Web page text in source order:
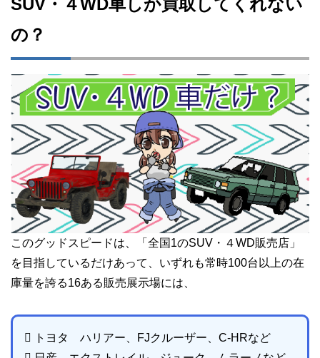
の？
このグッドスピードは、「全国1のSUV・４WD販売店」
を目指しているだけあって、いずれも常時100台以上の在
庫量を誇る16ある販売展示場には、
 トヨタ ハリアー、FJクルーザー、C-HRなど